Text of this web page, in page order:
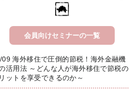
会員向けセミナーの一覧
09 海外移住で圧倒的節税！海外金融機
活用法 ～どんな人が海外移住で節税の
ットを享受できるのか～